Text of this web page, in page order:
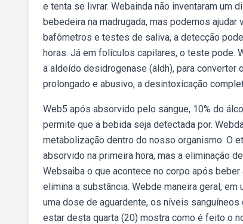
e tenta se livrar. Webainda não inventaram um
bebedeira na madrugada, mas podemos
bafômetros e testes de saliva, a detecção
horas. Já em folículos capilares, o teste pode.
a aldeído desidrogenase (aldh), para
prolongado e abusivo, a desintoxicação
Web5 após absorvido pelo sangue, 10% do
permite que a bebida seja detectada por.
metabolização dentro do nosso organismo. O
absorvido na primeira hora, mas a eliminação
Websaiba o que acontece no corpo após
elimina a substância. Webde maneira geral,
uma dose de aguardente, os níveis
estar desta quarta (20) mostra como é feito o